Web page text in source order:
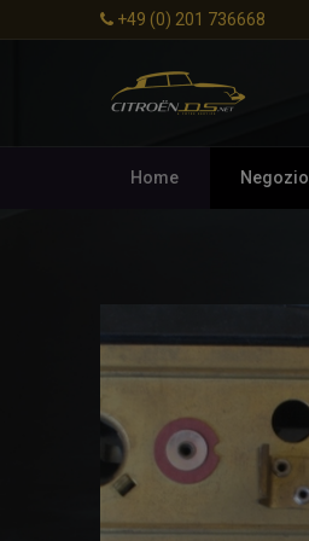
+49 (0) 201 736668
Home Negozio